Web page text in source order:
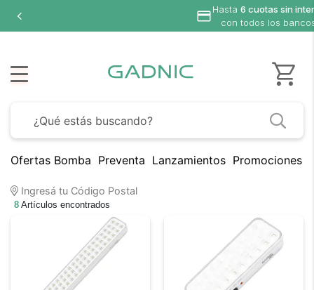
Hasta 6 cuotas sin
con todos los
Ofertas Bomba Preventa Lanzamientos Promociones
Ingresá tu Código Postal
8 Artículos encontrados